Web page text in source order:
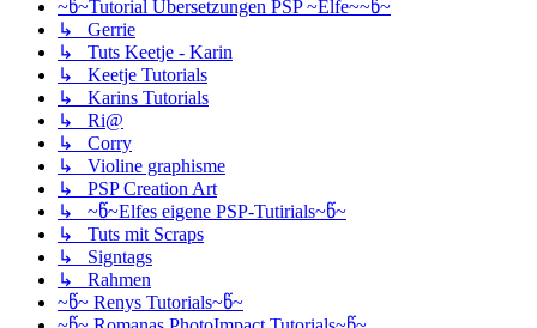
~წ~Tutorial Übersetzungen PSP ~Elfe~~წ~
↳ Gerrie
↳ Tuts Keetje - Karin
↳ Keetje Tutorials
↳ Karins Tutorials
↳ Ri@
↳ Corry
↳ Violine graphisme
↳ PSP Creation Art
↳ ~წ~Elfes eigene PSP-Tutirials~წ~
↳ Tuts mit Scraps
↳ Signtags
↳ Rahmen
~წ~ Renys Tutorials~წ~